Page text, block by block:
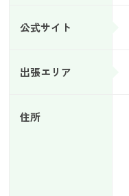
公式サイト
出張エリア
住所